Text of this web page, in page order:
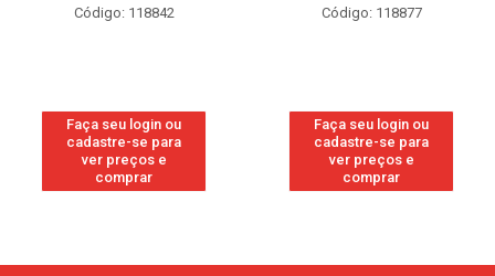
Código: 118842
Faça seu login ou
cadastre-se para
ver preços e
comprar
Código: 118877
Faça seu login ou
cadastre-se para
ver preços e
comprar